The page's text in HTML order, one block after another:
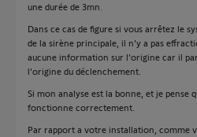
une durée de 3mn.
Dans ce cas de figure si vous arrêtez le
de la sirène principale, il n'y a pas
aucune information sur l'origine car il
l'origine du déclenchement.
Si mon analyse est la bonne, et je pense
fonctionne correctement.
Par rapport a votre installation, comme